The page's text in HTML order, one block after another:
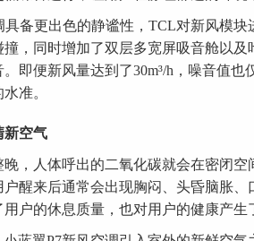
更出色的静谧性，TCL对新风模块
，同时增加了双层多宽屏吸音舱以
即便新风量达到了30m³/h，噪音值也
准。
新空气
人体呼出的二氧化碳就会在密闭空
醒来后通常会出现胸闷、头昏脑胀
户的休息质量，也对用户的健康产生